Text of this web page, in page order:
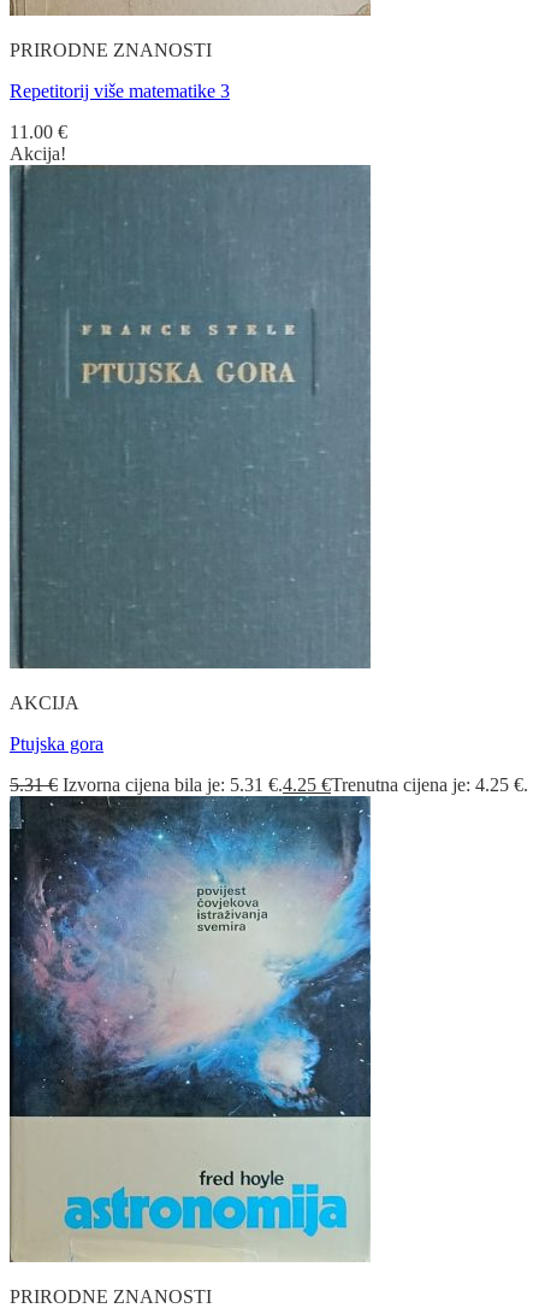
PRIRODNE ZNANOSTI
Repetitorij više matematike 3
11.00 €
Akcija!
AKCIJA
Ptujska gora
5.31€ Izvorna cijena bila je: 5.31 €.4.25 €Trenutna cijena je: 4.25 €.
PRIRODNE ZNANOSTI